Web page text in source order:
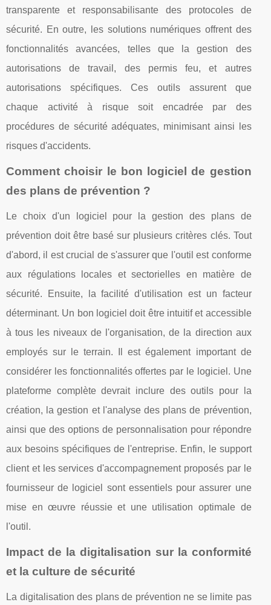
transparente et responsabilisante des protocoles de
sécurité. En outre, les solutions numériques offrent des
fonctionnalités avancées, telles que la gestion des
autorisations de travail, des permis feu, et autres
autorisations spécifiques. Ces outils assurent que
chaque activité à risque soit encadrée par des
procédures de sécurité adéquates, minimisant ainsi les
risques d'accidents.
Comment choisir le bon logiciel de gestion
des plans de prévention ?
Le choix d'un logiciel pour la gestion des plans de
prévention doit être basé sur plusieurs critères clés. Tout
d'abord, il est crucial de s'assurer que l'outil est conforme
aux régulations locales et sectorielles en matière de
sécurité. Ensuite, la facilité d'utilisation est un facteur
déterminant. Un bon logiciel doit être intuitif et accessible
à tous les niveaux de l'organisation, de la direction aux
employés sur le terrain. Il est également important de
considérer les fonctionnalités offertes par le logiciel. Une
plateforme complète devrait inclure des outils pour la
création, la gestion et l'analyse des plans de prévention,
ainsi que des options de personnalisation pour répondre
aux besoins spécifiques de l'entreprise. Enfin, le support
client et les services d'accompagnement proposés par le
fournisseur de logiciel sont essentiels pour assurer une
mise en œuvre réussie et une utilisation optimale de
l'outil.
Impact de la digitalisation sur la conformité
et la culture de sécurité
La digitalisation des plans de prévention ne se limite pas